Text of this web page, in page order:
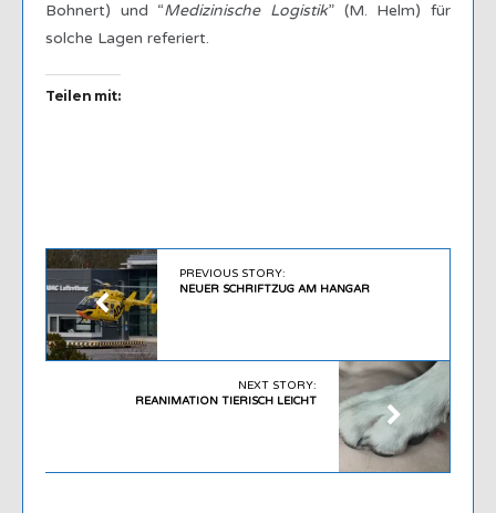
Bohnert) und “Medizinische Logistik” (M. Helm) für
solche Lagen referiert.
Teilen mit:
PREVIOUS STORY:
NEUER SCHRIFTZUG AM HANGAR
NEXT STORY:
REANIMATION TIERISCH LEICHT